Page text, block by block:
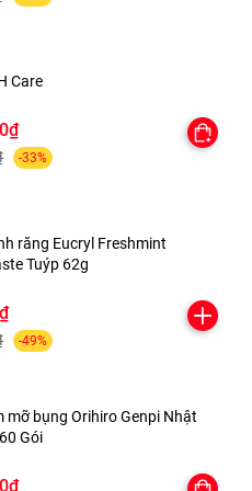
da, giúp giải phóng bụi
căng mịn, mềm mại
dưỡng da từ sâu bên
giảm vết thâm sẹo, đồi
Care
-33%
răng Eucryl Freshmint
Tuýp 62g
-49%
mỡ bụng Orihiro Genpi Nhật
Gói